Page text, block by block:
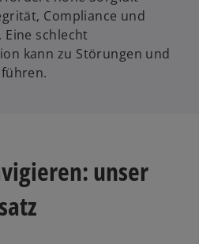
Compliance und
schlecht
kann zu Störungen und
unser